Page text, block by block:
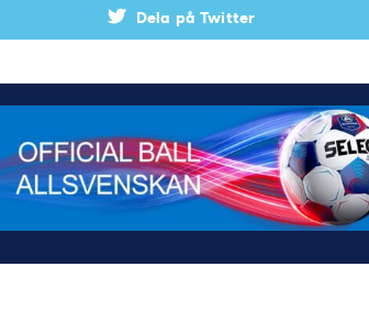
Dela på Twitter